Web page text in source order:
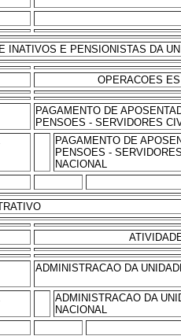
INATIVOS E PENSIONISTAS DA
OPERACOES
PAGAMENTO DE
PENSOES - SERVIDORES
PAGAMENTO DE
PENSOES -
NACIONAL
ADMINISTRACAO DA
ADMINISTRACAO DA
NACIONAL